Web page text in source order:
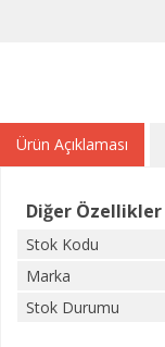
Ürün Açıklaması
Diğer Özellikler
Stok Kodu
Marka
Stok Durumu